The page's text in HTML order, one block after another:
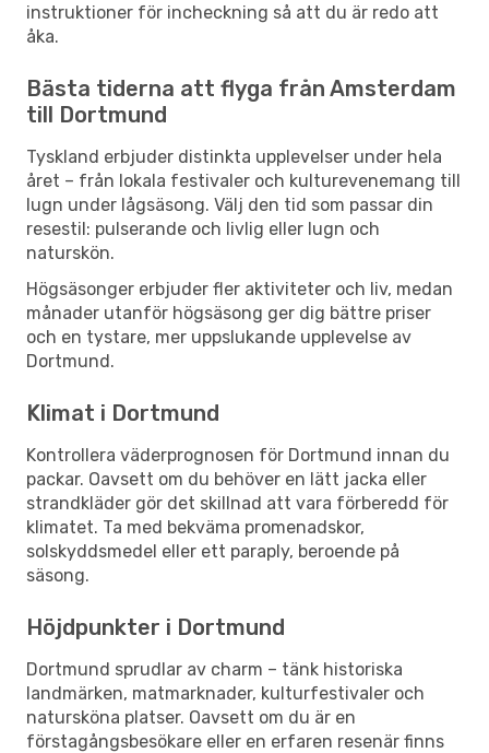
instruktioner för incheckning så att du är redo att
åka.
Bästa tiderna att flyga från Amsterdam
till Dortmund
Tyskland erbjuder distinkta upplevelser under hela
året – från lokala festivaler och kulturevenemang till
lugn under lågsäsong. Välj den tid som passar din
resestil: pulserande och livlig eller lugn och
naturskön.
Högsäsonger erbjuder fler aktiviteter och liv, medan
månader utanför högsäsong ger dig bättre priser
och en tystare, mer uppslukande upplevelse av
Dortmund.
Klimat i Dortmund
Kontrollera väderprognosen för Dortmund innan du
packar. Oavsett om du behöver en lätt jacka eller
strandkläder gör det skillnad att vara förberedd för
klimatet. Ta med bekväma promenadskor,
solskyddsmedel eller ett paraply, beroende på
säsong.
Höjdpunkter i Dortmund
Dortmund sprudlar av charm – tänk historiska
landmärken, matmarknader, kulturfestivaler och
natursköna platser. Oavsett om du är en
förstagångsbesökare eller en erfaren resenär finns